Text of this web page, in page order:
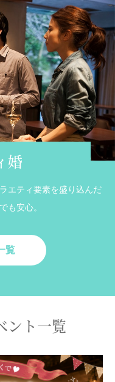
婚
エティ要素を盛り込んだ
も安心。
覧
ント一覧